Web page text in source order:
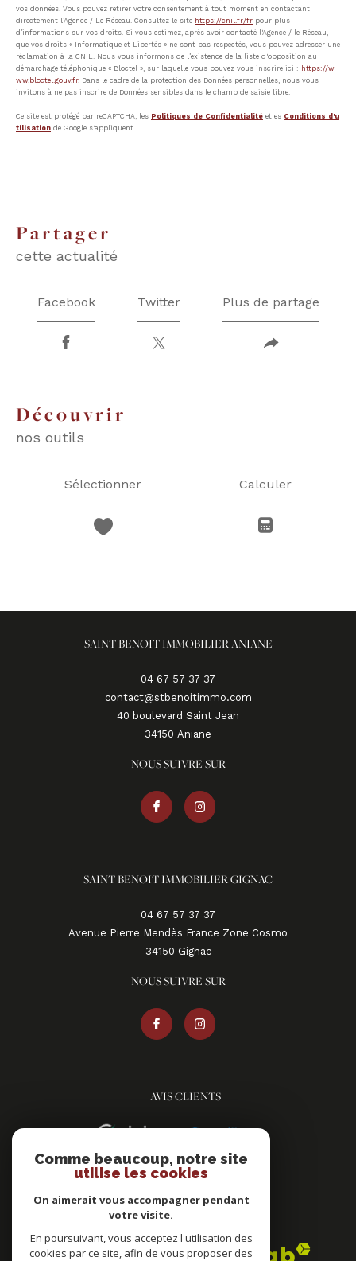
vos données. Vous pouvez retirer votre consentement à tout moment en contactant
directement l’Agence / Le Réseau. Consultez le site https://cnil.fr/fr pour plus
d’informations sur vos droits. Si vous estimez, après avoir contacté l'Agence / le Réseau,
que vos droits « Informatique et Libertés » ne sont pas respectés, vous pouvez adresser une
réclamation à la CNIL. Nous vous informons de l’existence de la liste d'opposition au
démarchage téléphonique « Bloctel », sur laquelle vous pouvez vous inscrire ici : https://w
ww.bloctel.gouv.fr. Dans le cadre de la protection des Données personnelles, nous vous
invitons à ne pas inscrire de Données sensibles dans le champ de saisie libre.
Ce site est protégé par reCAPTCHA, les Politiques de Confidentialité et es Conditions d'u
tilisation de Google s'appliquent.
partager
cette actualité
Facebook Twitter Plus de partage
découvrir
nos outils
Sélectionner Calculer
SAINT BENOIT IMMOBILIER ANIANE
04 67 57 37 37
contact@stbenoitimmo.com
40 boulevard Saint Jean
34150
aniane
NOUS SUIVRE SUR
SAINT BENOIT IMMOBILIER GIGNAC
04 67 57 37 37
Avenue Pierre Mendès France Zone Cosmo
34150
gignac
NOUS SUIVRE SUR
AVIS CLIENTS
ADHÉRENTS
Comme beaucoup, notre site
utilise les cookies
On aimerait vous accompagner pendant
votre visite.
En poursuivant, vous acceptez l'utilisation des
cookies par ce site, afin de vous proposer des